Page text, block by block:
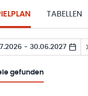
TABELLEN
- 30.06.2027
gefunden